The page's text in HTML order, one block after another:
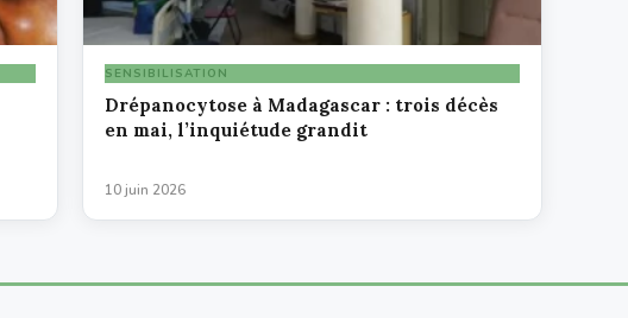
SENSIBILISATION
Drépanocytose à Madagascar : trois décès
en mai, l’inquiétude grandit
10 juin 2026